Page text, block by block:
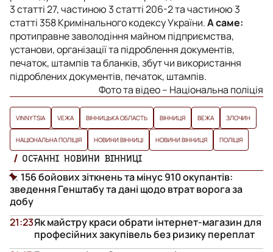
3 статті 27, частиною 3 статті 206-2 та частиною 3
статті 358 Кримінального кодексу України.А саме:
протиправне заволодіння майном підприємства,
установи, організації та підроблення документів,
печаток, штампів та бланків, збут чи використання
підроблених документів, печаток, штампів.
Фото та відео – Національна поліція
VINNYTSIA VЕЖА ВІННИЦЬКА ОБЛАСТЬ ВІННИЦЯ ВЕЖА ЗЛОЧИН
НАЦІОНАЛЬНА ПОЛІЦІЯ НОВИНИ ВІННИЦІ НОВИНИ ВІННИЦЯ ПОЛІЦІЯ
ОСТАННІ НОВИНИ ВІННИЦІ
156 бойових зіткнень та мінус 910 окупантів:
зведення Генштабу та дані щодо втрат ворога за
добу
Як майстру краси обрати інтернет-магазин для
професійних закупівель без ризику переплат
21:23